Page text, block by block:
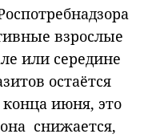
взрослые
или середине
остаётся
июня, это
снижается,